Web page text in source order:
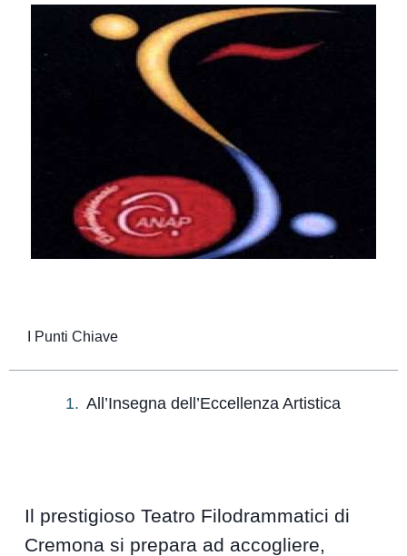
I Punti Chiave
All’Insegna dell’Eccellenza Artistica
Il prestigioso Teatro Filodrammatici di
Cremona si prepara ad accogliere,